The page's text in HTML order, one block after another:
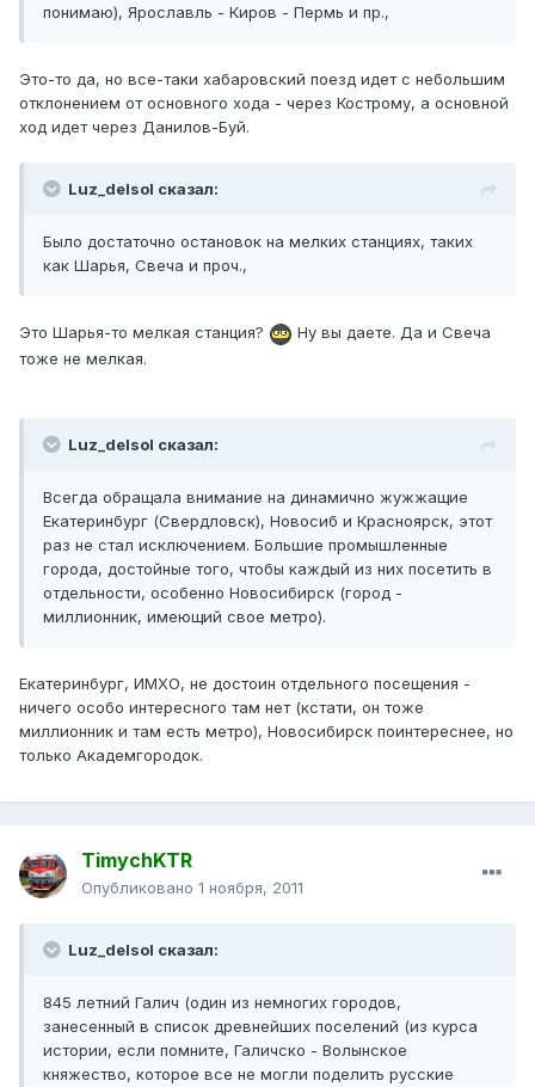
понимаю), Ярославль - Киров - Пермь и пр.,
Это-то да, но все-таки хабаровский поезд идет с небольшим
отклонением от основного хода - через Кострому, а основной
ход идет через Данилов-Буй.
Luz_delsol сказал:
Было достаточно остановок на мелких станциях, таких
как Шарья, Свеча и проч.,
Это Шарья-то мелкая станция?
Ну вы даете. Да и Свеча
тоже не мелкая.
Luz_delsol сказал:
Всегда обращала внимание на динамично жужжащие
Екатеринбург (Свердловск), Новосиб и Красноярск, этот
раз не стал исключением. Большие промышленные
города, достойные того, чтобы каждый из них посетить в
отдельности, особенно Новосибирск (город -
миллионник, имеющий свое метро).
Екатеринбург, ИМХО, не достоин отдельного посещения -
ничего особо интересного там нет (кстати, он тоже
миллионник и там есть метро), Новосибирск поинтереснее, но
только Академгородок.
TimychKTR
Опубликовано 1 ноября, 2011
Luz_delsol сказал:
845 летний Галич (один из немногих городов,
занесенный в список древнейших поселений (из курса
истории, если помните, Галичско - Волынское
княжество, которое все не могли поделить русские